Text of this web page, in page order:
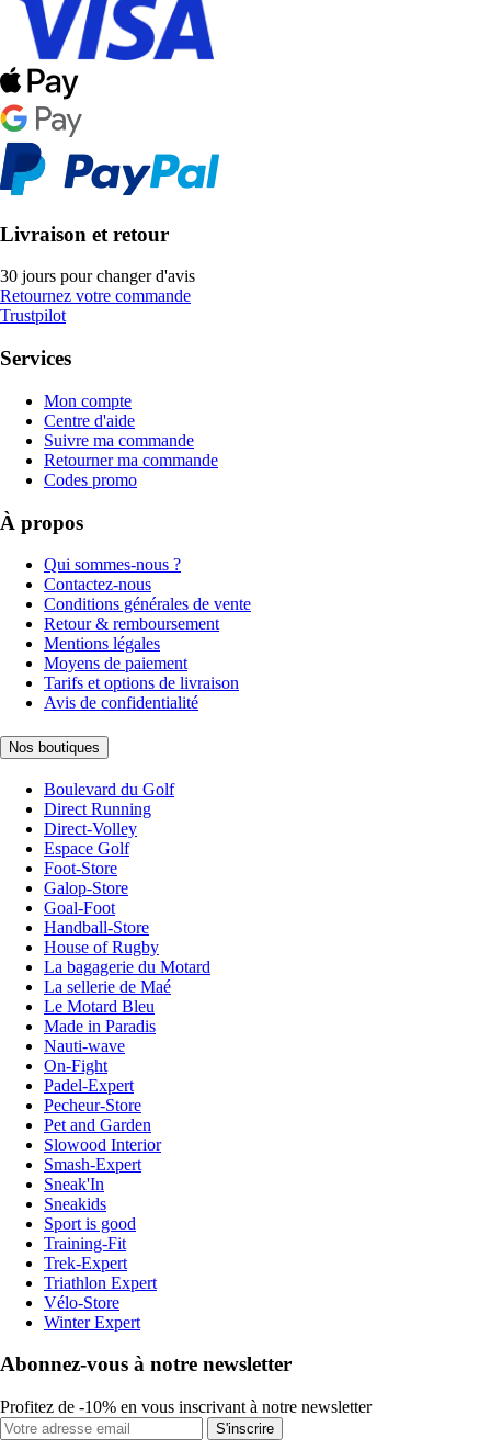
Livraison et retour
30 jours pour changer d'avis
Retournez votre commande
Trustpilot
Services
Mon compte
Centre d'aide
Suivre ma commande
Retourner ma commande
Codes promo
À propos
Qui sommes-nous ?
Contactez-nous
Conditions générales de vente
Retour & remboursement
Mentions légales
Moyens de paiement
Tarifs et options de livraison
Avis de confidentialité
Nos boutiques
Boulevard du Golf
Direct Running
Direct-Volley
Espace Golf
Foot-Store
Galop-Store
Goal-Foot
Handball-Store
House of Rugby
La bagagerie du Motard
La sellerie de Maé
Le Motard Bleu
Made in Paradis
Nauti-wave
On-Fight
Padel-Expert
Pecheur-Store
Pet and Garden
Slowood Interior
Smash-Expert
Sneak'In
Sneakids
Sport is good
Training-Fit
Trek-Expert
Triathlon Expert
Vélo-Store
Winter Expert
Abonnez-vous à notre newsletter
Profitez de -10% en vous inscrivant à notre newsletter
S'inscrire